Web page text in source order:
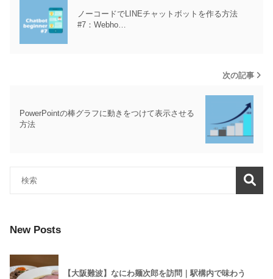
ノーコードでLINEチャットボットを作る方法
#7：Webho…
次の記事
PowerPointの棒グラフに動きをつけて表示させる
方法
New Posts
【大阪難波】なにわ麺次郎を訪問｜駅構内で味わう